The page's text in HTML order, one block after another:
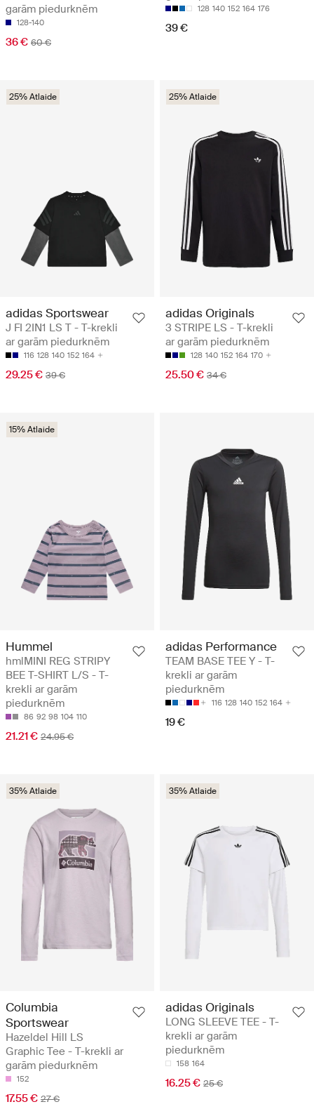
garām piedurknēm
128-140
36 € 60 €
128 140 152 164 176
39 €
25% Atlaide
adidas Sportswear
J FI 2IN1 LS T - T-krekli
ar garām piedurknēm
116 128 140 152 164
29.25 € 39 €
25% Atlaide
adidas Originals
3 STRIPE LS - T-krekli
ar garām piedurknēm
128 140 152 164 170
25.50 € 34 €
15% Atlaide
Hummel
hmlMINI REG STRIPY
BEE T-SHIRT L/S - T-
krekli ar garām
piedurknēm
86 92 98 104 110
21.21 € 24.95 €
adidas Performance
TEAM BASE TEE Y - T-
krekli ar garām
piedurknēm
116 128 140 152 164
19 €
35% Atlaide
Columbia
Sportswear
Hazeldel Hill LS
Graphic Tee - T-krekli ar
garām piedurknēm
152
17.55 € 27 €
35% Atlaide
adidas Originals
LONG SLEEVE TEE - T-
krekli ar garām
piedurknēm
158 164
16.25 € 25 €